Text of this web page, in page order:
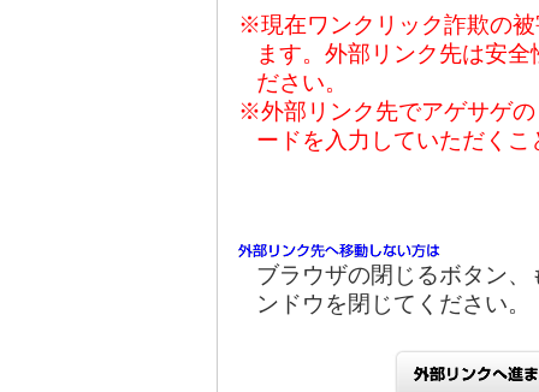
※現在ワンクリック詐欺の
ます。外部リンク先は安
ださい。
※外部リンク先でアゲサゲ
ードを入力していただく
ブラウザの閉じるボタン
ンドウを閉じてください。